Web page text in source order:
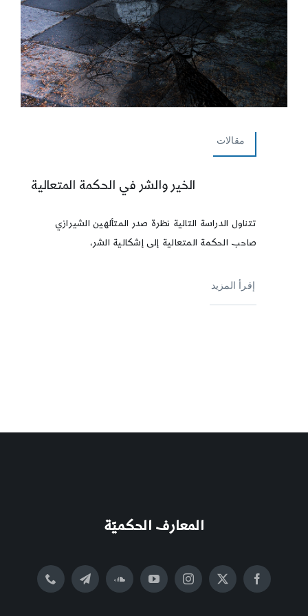
مقالات
الخير والشر في الحكمة المتعالية
تتناول الدراسة التالية نظرة صدر المتألهين الشيرازي
صاحب الحكمة المتعالية إلى إشكالية الشر،
إقرأ المزيد
المعارف الحكميّة